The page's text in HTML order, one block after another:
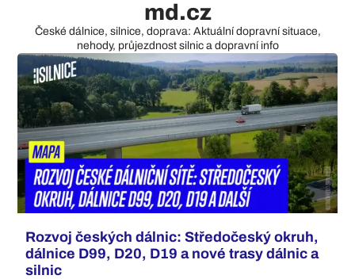
md.cz
České dálnice, silnice, doprava: Aktuální dopravní situace,
nehody, průjezdnost silnic a dopravní info
Rozvoj českých dálnic: Středočeský okruh,
dálnice D99, D20, D19 a nové trasy dálnic a
silnic